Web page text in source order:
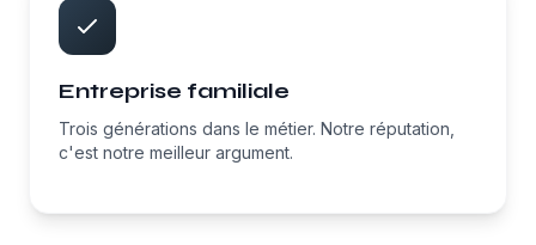
Entreprise familiale
Trois générations dans le métier. Notre réputation,
c'est notre meilleur argument.